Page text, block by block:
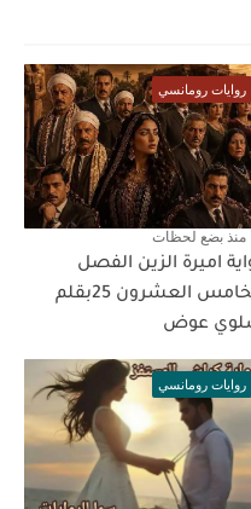
روايات رومانسي
منذ بضع لحظات
اميرة الزين الفصل
الخامس العشرون 25بقلم
عوض
روايات رومانسي